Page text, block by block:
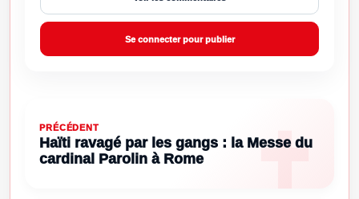
Se connecter pour publier
PRÉCÉDENT
Haïti ravagé par les gangs : la Messe du
cardinal Parolin à Rome